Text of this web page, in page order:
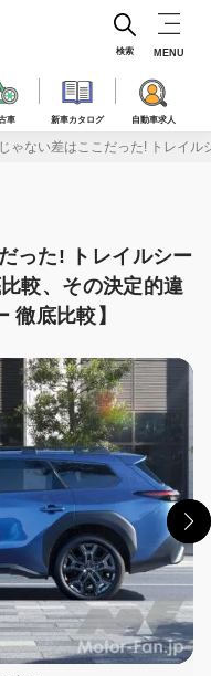
車 新車カタログ 自動車求人
検索 MENU
ゃない差はここだった! トレイ
った! トレイルシー
較、その決定的違
徹底比較】